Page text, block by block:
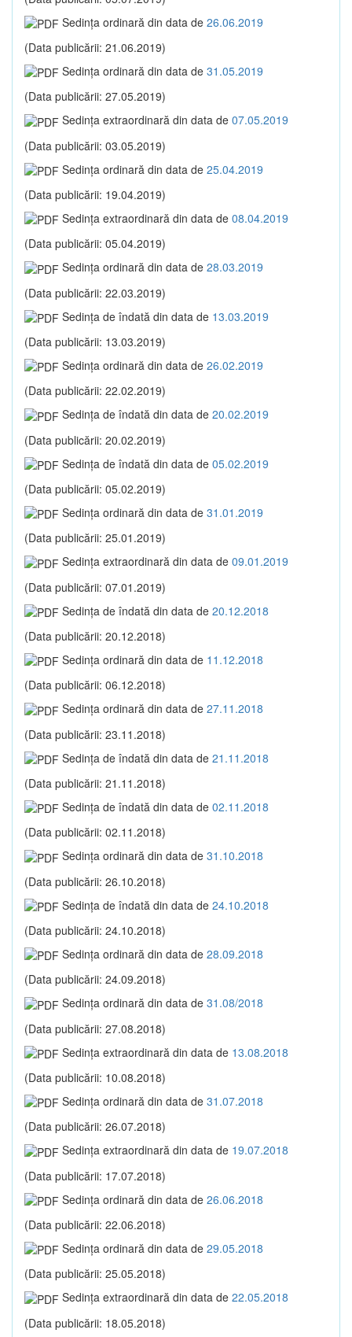
Sedinţa ordinară din data de 26.06.2019
(Data publicării: 21.06.2019)
Sedinţa ordinară din data de 31.05.2019
(Data publicării: 27.05.2019)
Sedinţa extraordinară din data de 07.05.2019
(Data publicării: 03.05.2019)
Sedinţa ordinară din data de 25.04.2019
(Data publicării: 19.04.2019)
Sedinţa extraordinară din data de 08.04.2019
(Data publicării: 05.04.2019)
Sedinţa ordinară din data de 28.03.2019
(Data publicării: 22.03.2019)
Sedinţa de îndată din data de 13.03.2019
(Data publicării: 13.03.2019)
Sedinţa ordinară din data de 26.02.2019
(Data publicării: 22.02.2019)
Sedinţa de îndată din data de 20.02.2019
(Data publicării: 20.02.2019)
Sedinţa de îndată din data de 05.02.2019
(Data publicării: 05.02.2019)
Sedinţa ordinară din data de 31.01.2019
(Data publicării: 25.01.2019)
Sedinţa extraordinară din data de 09.01.2019
(Data publicării: 07.01.2019)
Sedinţa de îndată din data de 20.12.2018
(Data publicării: 20.12.2018)
Sedinţa ordinară din data de 11.12.2018
(Data publicării: 06.12.2018)
Sedinţa ordinară din data de 27.11.2018
(Data publicării: 23.11.2018)
Sedinţa de îndată din data de 21.11.2018
(Data publicării: 21.11.2018)
Sedinţa de îndată din data de 02.11.2018
(Data publicării: 02.11.2018)
Sedinţa ordinară din data de 31.10.2018
(Data publicării: 26.10.2018)
Sedinţa de îndată din data de 24.10.2018
(Data publicării: 24.10.2018)
Sedinţa ordinară din data de 28.09.2018
(Data publicării: 24.09.2018)
Sedinţa ordinară din data de 31.08/2018
(Data publicării: 27.08.2018)
Sedinţa extraordinară din data de 13.08.2018
(Data publicării: 10.08.2018)
Sedinţa ordinară din data de 31.07.2018
(Data publicării: 26.07.2018)
Sedinţa extraordinară din data de 19.07.2018
(Data publicării: 17.07.2018)
Sedinţa ordinară din data de 26.06.2018
(Data publicării: 22.06.2018)
Sedinţa ordinară din data de 29.05.2018
(Data publicării: 25.05.2018)
Sedinţa extraordinară din data de 22.05.2018
(Data publicării: 18.05.2018)